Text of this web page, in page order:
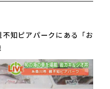
知ピアパークにある「お